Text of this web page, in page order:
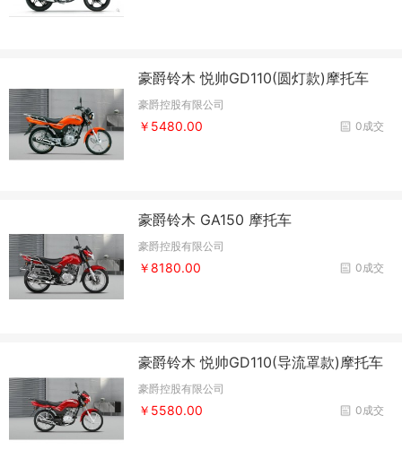
豪爵铃木 悦帅GD110(圆灯款)摩托车
豪爵控股有限公司
0成交
￥5480.00
豪爵铃木 GA150 摩托车
豪爵控股有限公司
0成交
￥8180.00
豪爵铃木 悦帅GD110(导流罩款)摩托车
豪爵控股有限公司
0成交
￥5580.00